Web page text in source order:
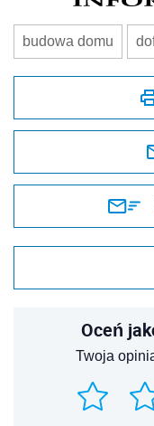
budowa domu
Oceń
Twoja